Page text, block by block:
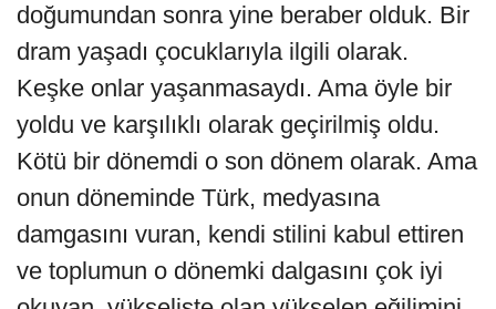
doğumundan sonra yine beraber olduk. Bir
dram yaşadı çocuklarıyla ilgili olarak.
Keşke onlar yaşanmasaydı. Ama öyle bir
yoldu ve karşılıklı olarak geçirilmiş oldu.
Kötü bir dönemdi o son dönem olarak. Ama
onun döneminde Türk, medyasına
damgasını vuran, kendi stilini kabul ettiren
ve toplumun o dönemki dalgasını çok iyi